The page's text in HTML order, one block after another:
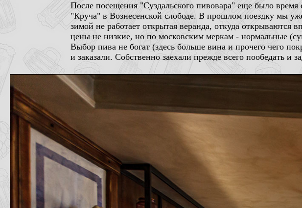
После посещения "Суздальского пивовара" еще было
"Круча" в Вознесенской слободе. В прошлом поездку мы
зимой не работает открытая веранда, откуда открываются
цены не низкие, но по московским меркам - нормальные
Выбор пива не богат (здесь больше вина и прочего чего
и заказали. Собственно заехали прежде всего пообедать и